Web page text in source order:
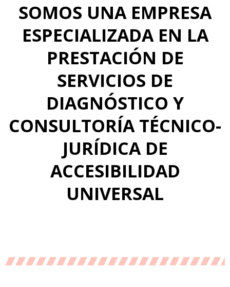
SOMOS UNA EMPRESA
ESPECIALIZADA EN LA
PRESTACIÓN DE
SERVICIOS DE
DIAGNÓSTICO Y
CONSULTORÍA TÉCNICO-
JURÍDICA DE
ACCESIBILIDAD
UNIVERSAL